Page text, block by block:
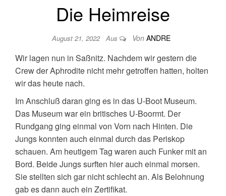
Die Heimreise
August 21, 2022 Aus Von ANDRE
Wir lagen nun in Saßnitz. Nachdem wir gestern die
Crew der Aphrodite nicht mehr getroffen hatten, holten
wir das heute nach.
Im Anschluß daran ging es in das U-Boot Museum.
Das Museum war ein britisches U-Boormt. Der
Rundgang ging einmal von Vorn nach Hinten. Die
Jungs konnten auch einmal durch das Periskop
schauen. Am heutigem Tag waren auch Funker mit an
Bord. Beide Jungs surften hier auch einmal morsen.
Sie stellten sich gar nicht schlecht an. Als Belohnung
gab es dann auch ein Zertifikat.